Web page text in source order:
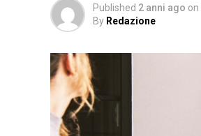
Published 2 anni ago on
By Redazione